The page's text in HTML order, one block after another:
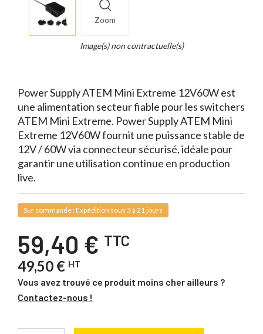
Zoom
Legend...
Image(s) non contractuelle(s)
Power Supply ATEM Mini Extreme 12V60W est
une alimentation secteur fiable pour les switchers
ATEM Mini Extreme. Power Supply ATEM Mini
Extreme 12V60W fournit une puissance stable de
12V / 60W via connecteur sécurisé, idéale pour
garantir une utilisation continue en production
live.
Sur commande : Expédition sous 3 à 21 jours
59,40 € TTC
49,50 € HT
Vous avez trouvé ce produit moins cher ailleurs ?
Contactez-nous !